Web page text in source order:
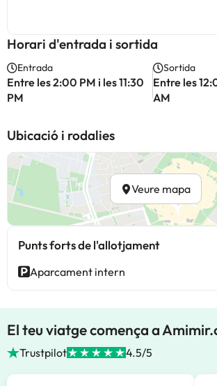
Horari d'entrada i sortida
Entrada
Entre les 2:00 PM i les 11:30
PM
Sortida
Entre les
AM
Ubicació i rodalies
Veure mapa
Punts forts de l'allotjament
Aparcament intern
El teu viatge comença a
Trustpilot 4.5/5